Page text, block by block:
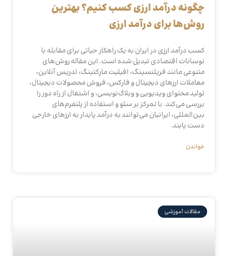
چگونه درآمد ارزی کسب کنیم؟ بهترین
روش‌ها برای درآمد ارزی
کسب درآمد ارزی در ایران به یک راهکار حیاتی برای مقابله با
نوسانات اقتصادی تبدیل شده است. این مقاله روش‌های
متنوعی مانند فریلنسینگ، افیلیت مارکتینگ، تدریس آنلاین،
معاملات ارزهای دیجیتال و فارکس، فروش محصولات دیجیتال،
تولید محتوای ویدیویی و وبلاگ‌نویسی، و اشتغال از راه دور را
بررسی می‌کند. با تمرکز بر سئو و استفاده از پلتفرم‌های
بین‌المللی، ایرانیان می‌توانند به درآمد پایدار به ارزهای خارجی
دست یابند.
خواندن
مقالات آموزشی